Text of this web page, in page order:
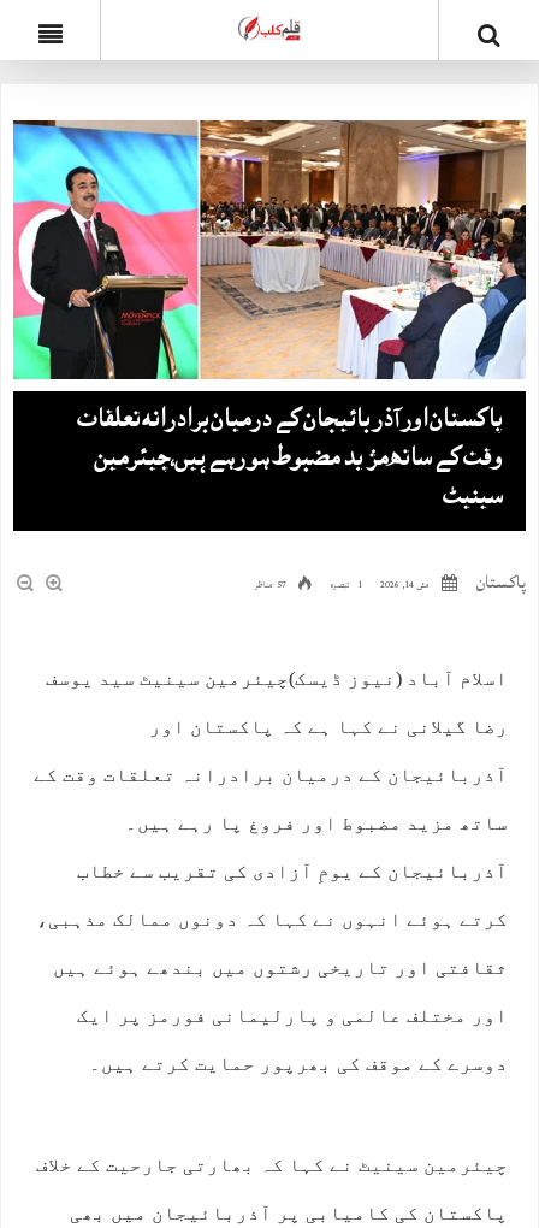
پاکستان اور آذربائیجان کے درمیان برادرانہ تعلقات
وقت کے ساتھ مزید مضبوط ہو رہے ہیں،چیئرمین
سینیٹ
پاکستان مئی 14, 2026 1 تبصرہ 57 مناظر
اسلام آباد (نیوز ڈیسک)چیئرمین سینیٹ سید یوسف
رضا گیلانی نے کہا ہے کہ پاکستان اور
آذربائیجان کے درمیان برادرانہ تعلقات وقت کے
ساتھ مزید مضبوط اور فروغ پا رہے ہیں۔
آذربائیجان کے یومِ آزادی کی تقریب سے خطاب
کرتے ہوئے انہوں نے کہا کہ دونوں ممالک مذہبی،
ثقافتی اور تاریخی رشتوں میں بندھے ہوئے ہیں
اور مختلف عالمی و پارلیمانی فورمز پر ایک
دوسرے کے موقف کی بھرپور حمایت کرتے ہیں۔
چیئرمین سینیٹ نے کہا کہ بھارتی جارحیت کے خلاف
پاکستان کی کامیابی پر آذربائیجان میں بھی